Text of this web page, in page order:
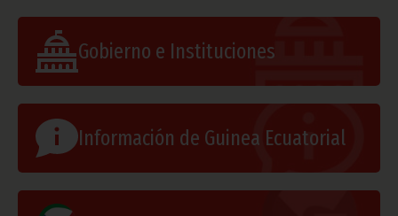
Gobierno e Instituciones
Información de Guinea Ecuatorial